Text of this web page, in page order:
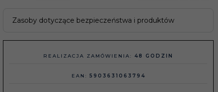
Zasoby dotyczące bezpieczeństwa i produktów
REALIZACJA ZAMÓWIENIA: 48 GODZIN
EAN: 5903631063794